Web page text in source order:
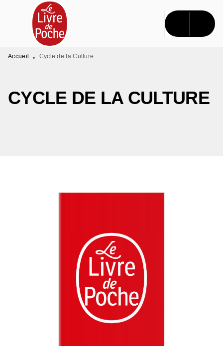
MENU RECHERCHE CONTENU
PIED DE PAGE
Accueil • Cycle de la Culture
CYCLE DE LA CULTURE